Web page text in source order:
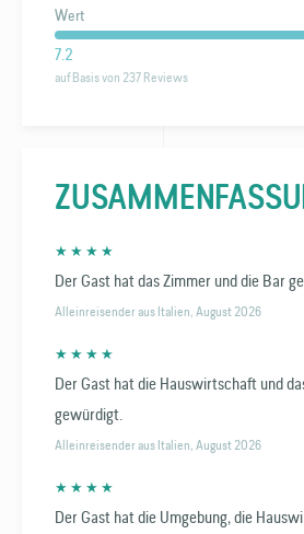
Wert
7.2
auf Basis von 237 Reviews
★ ★ ★ ★
Der Gast hat das Zimmer und die Bar
Alleinreisender aus Italien, August 2026
★ ★ ★ ★
Der Gast hat die Hauswirtschaft und
gewürdigt.
Alleinreisender aus Italien, August 2026
★ ★ ★ ★
Der Gast hat die Umgebung, die